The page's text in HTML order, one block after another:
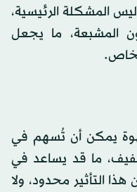
المشكلة الرئيسية،
المشبعة، ما يجعل
يمكن أن تُسهم في
ما قد يساعد في
التأثير محدود، ولا